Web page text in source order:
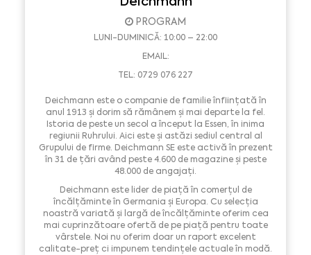
PROGRAM
LUNI-DUMINICĂ: 10:00 – 22:00
EMAIL:
TEL: 0729 076 227
Deichmann este o companie de familie înființată în
anul 1913 și dorim să rămânem și mai departe la fel.
Istoria de peste un secol a început la Essen, în inima
regiunii Ruhrului. Aici este și astăzi sediul central al
Grupului de firme. Deichmann SE este activă în prezent
în 31 de țări având peste 4.600 de magazine și peste
48.000 de angajați.
Deichmann este lider de piață în comerțul de
încălțăminte în Germania și Europa. Cu selecția
noastră variată și largă de încălțăminte oferim cea
mai cuprinzătoare ofertă de pe piață pentru toate
vârstele. Noi nu oferim doar un raport excelent
calitate-preț ci impunem tendințele actuale în modă.